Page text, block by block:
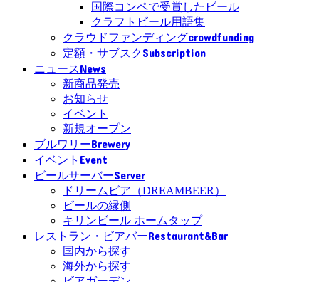
国際コンペで受賞したビール
クラフトビール用語集
クラウドファンディングcrowdfunding
定額・サブスクSubscription
ニュースNews
新商品発売
お知らせ
イベント
新規オープン
ブルワリーBrewery
イベント Event
ビールサーバーServer
ドリームビア（DREAMBEER）
ビールの縁側
キリンビール ホームタップ
レストラン・ビアバーRestaurant&Bar
国内から探す
海外から探す